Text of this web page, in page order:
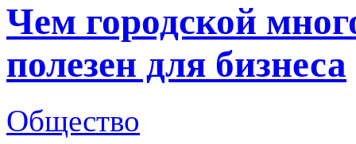
Чем городской
полезен для бизнеса
Общество